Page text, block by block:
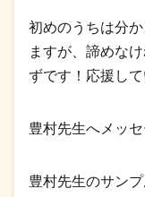
初めのうちは分
ますが、諦めな
ずです！応援して
豊村先生へメッ
豊村先生のサン